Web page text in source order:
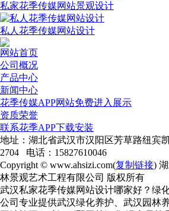
私家花季传媒网站景观设计
私人花季传媒网站设计
网站首页
公司概况
产品中心
新闻中心
花季传媒APP网站免费进入展示
资质荣誉
联系花季APP下载安装
地址：湖北省武汉市汉阳区芳草路纽宾
2704 电话：15827610046
Copyright © www.ahsizi.com(复制链接)
林景观艺术工程有限公司 版权所有
武汉私家花季传媒网站设计哪家好？绿化
公司专业提供武汉绿化养护、武汉园林